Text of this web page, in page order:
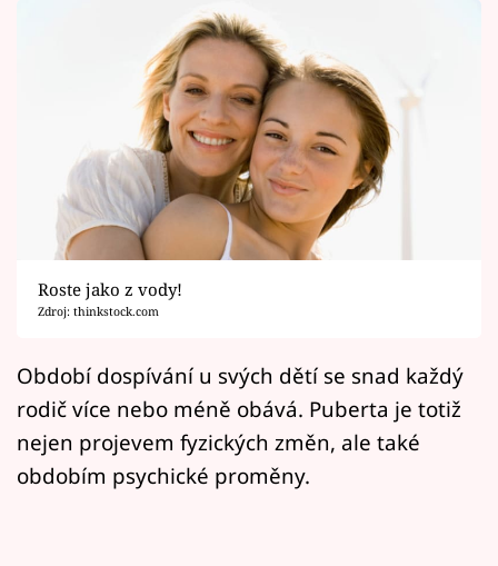
Horoskopy
Sledujte prima+
Filmový festival Karlovy Vary
Pořady
Mámy sobě
Přihlášení
Roste jako z vody!
Zdroj: thinkstock.com
Období dospívání u svých dětí se snad každý
rodič více nebo méně obává. Puberta je totiž
nejen projevem fyzických změn, ale také
obdobím psychické proměny.